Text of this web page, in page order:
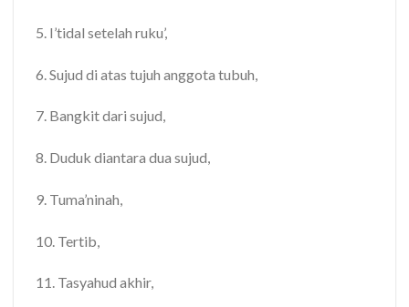
5. I’tidal setelah ruku’,
6. Sujud di atas tujuh anggota tubuh,
7. Bangkit dari sujud,
8. Duduk diantara dua sujud,
9. Tuma’ninah,
10. Tertib,
11. Tasyahud akhir,